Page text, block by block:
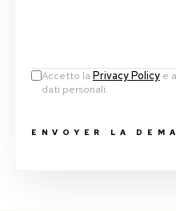
Accetto la Privacy Policye
dati personali.
ENVOYER LA